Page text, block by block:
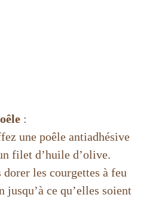
:
une poêle antiadhésive
filet d’huile d’olive.
dorer les courgettes à feu
jusqu’à ce qu’elles soient